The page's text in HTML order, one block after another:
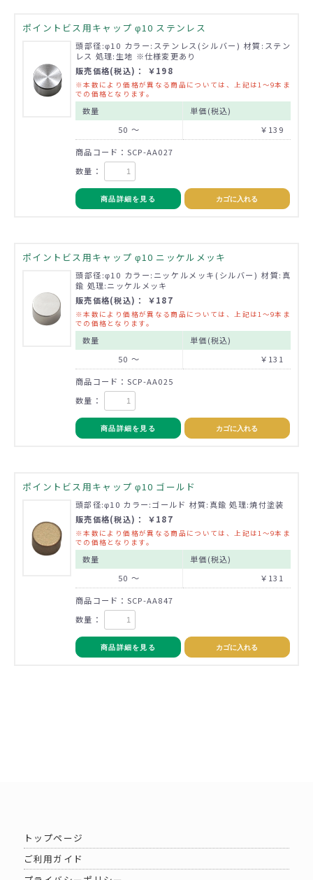
ポイントビス用キャップ φ10 ステンレス
頭部径:φ10 カラー:ステンレス(シルバー) 材質:ステン
レス 処理:生地 ※仕様変更あり
販売価格(税込)： ￥198
※本数により価格が異なる商品については、上記は1～9本ま
での価格となります。
数量
単価(税込)
50 ～
￥139
商品コード：SCP-AA027
数量：
商品詳細を見る カゴに入れる
ポイントビス用キャップ φ10 ニッケルメッキ
頭部径:φ10 カラー:ニッケルメッキ(シルバー) 材質:真
鍮 処理:ニッケルメッキ
販売価格(税込)： ￥187
※本数により価格が異なる商品については、上記は1～9本ま
での価格となります。
数量
単価(税込)
50 ～
￥131
商品コード：SCP-AA025
数量：
商品詳細を見る カゴに入れる
ポイントビス用キャップ φ10 ゴールド
頭部径:φ10 カラー:ゴールド 材質:真鍮 処理:焼付塗装
販売価格(税込)： ￥187
※本数により価格が異なる商品については、上記は1～9本ま
での価格となります。
数量
単価(税込)
50 ～
￥131
商品コード：SCP-AA847
数量：
商品詳細を見る カゴに入れる
トップページ
ご利用ガイド